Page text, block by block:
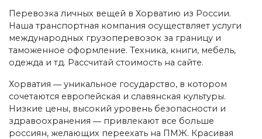
Перевозка личных вещей в Хорватию из России.
Наша транспортная компания осуществляет услуги
международных грузоперевозок за границу и
таможенное оформление. Техника, книги, мебель,
одежда и тд. Рассчитай стоимость на сайте.
Хорватия ― уникальное государство, в котором
сочетаются европейская и славянская культуры.
Низкие цены, высокий уровень безопасности и
здравоохранения ― привлекают все больше
россиян, желающих переехать на ПМЖ. Красивая